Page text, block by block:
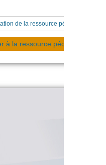
de la ressource pédagogique
à la ressource pédagogique